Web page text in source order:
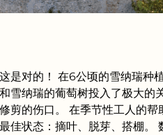
是对的！ 在6公顷的雪纳瑞种
雪纳瑞的葡萄树投入了极大的
剪的伤口。 在季节性工人的帮
佳状态：摘叶、脱芽、搭棚。